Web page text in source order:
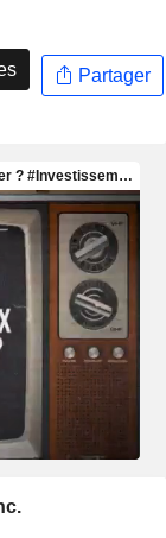
Partager